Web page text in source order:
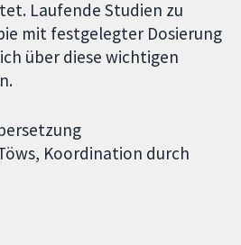
Laufende Studien zu
mit festgelegter Dosierung
über diese wichtigen
Koordination durch